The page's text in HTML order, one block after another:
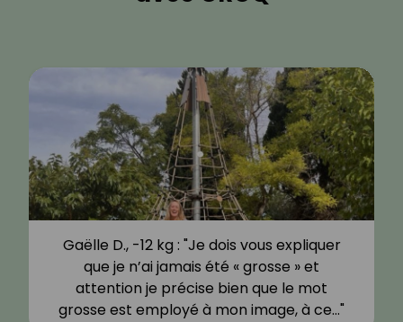
Gaëlle D., -12 kg : "Je dois vous expliquer
que je n’ai jamais été « grosse » et
attention je précise bien que le mot
grosse est employé à mon image, à ce…"